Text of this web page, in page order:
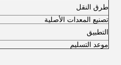
طرق النقل
تصنيع المعدات الأصلية
التطبيق
موعد التسليم